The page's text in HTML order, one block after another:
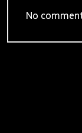
No